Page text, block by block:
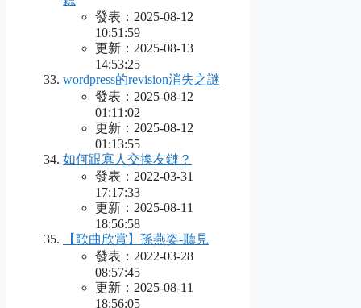
發表：2025-08-12
10:51:59
更新：2025-08-13
14:53:25
wordpress的revision消失之謎
發表：2025-08-12
01:11:02
更新：2025-08-12
01:13:55
如何跟寡人交換友鏈？
發表：2022-03-31
17:17:33
更新：2025-08-11
18:56:58
【歌曲欣賞】孫燕姿-聽見
發表：2022-03-28
08:57:45
更新：2025-08-11
18:56:05